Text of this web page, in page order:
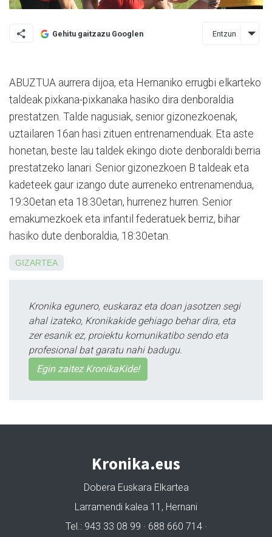
Gehitu gaitzazu Googlen Entzun
ABUZTUA aurrera dijoa, eta Hernaniko errugbi elkarteko
taldeak pixkana-pixkanaka hasiko dira denboraldia
prestatzen. Talde nagusiak, senior gizonezkoenak,
uztailaren 16an hasi zituen entrenamenduak. Eta aste
honetan, beste lau taldek ekingo diote denboraldi berria
prestatzeko lanari. Senior gizonezkoen B taldeak eta
kadeteek gaur izango dute aurreneko entrenamendua,
19:30etan eta 18:30etan, hurrenez hurren. Senior
emakumezkoek eta infantil federatuek berriz, bihar
hasiko dute denboraldia, 18:30etan.
GIZARTEA
Kronika egunero, euskaraz eta doan jasotzen segi
ahal izateko, Kronikakide gehiago behar dira, eta
zer esanik ez, proiektu komunikatibo sendo eta
profesional bat garatu nahi badugu.
Egin zaitez KronikaKide!
Kronika.eus
Dobera Euskara Elkartea
Larramendi kalea 11, Hernani
Tel.: 943 33 08 99 · 688 660 714 ·